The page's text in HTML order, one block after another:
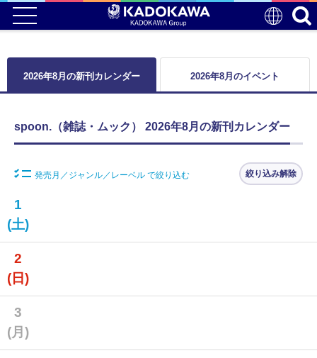
2026年8月の新刊カレンダー 2026年8月のイベント
spoon.（雑誌・ムック） 2026年8月の新刊カレンダー
発売月／ジャンル／レーベル で絞り込む 絞り込み解除
1
(土)
2
(日)
3
(月)